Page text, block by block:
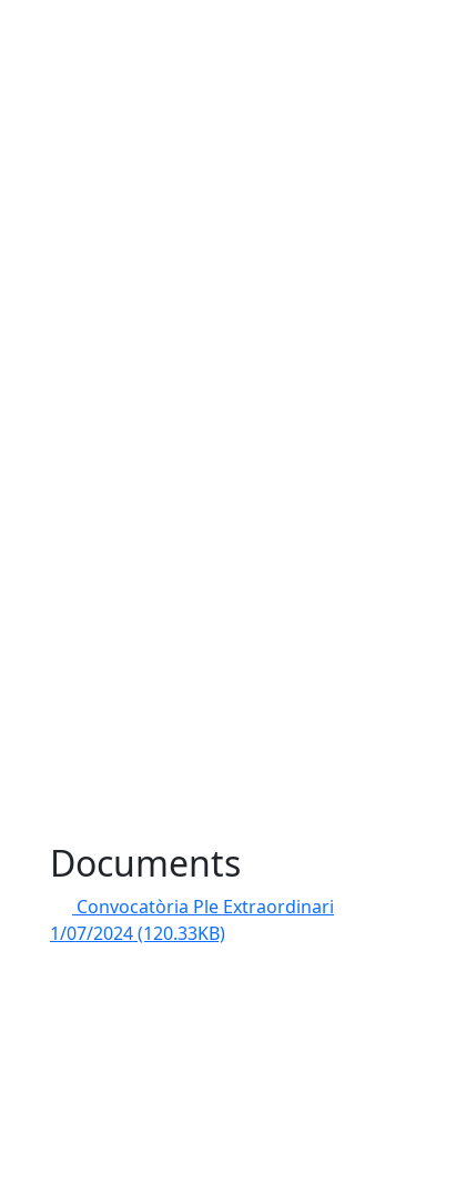
Documents
Convocatòria Ple Extraordinari
1/07/2024(120.33KB)